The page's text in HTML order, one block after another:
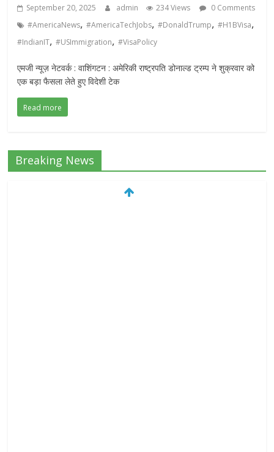
September 20, 2025 admin 234 Views
0 Comments
#AmericaNews,#AmericaTechJobs,#DonaldTrump,#H1BVisa,
#IndianIT,#USImmigration,#VisaPolicy
एमजी न्यूज़ नेटवर्क : वाशिंगटन : अमेरिकी राष्ट्रपति डोनाल्ड ट्रम्प ने शुक्रवार को
एक बड़ा फैसला लेते हुए विदेशी टेक
Read more
Breaking News